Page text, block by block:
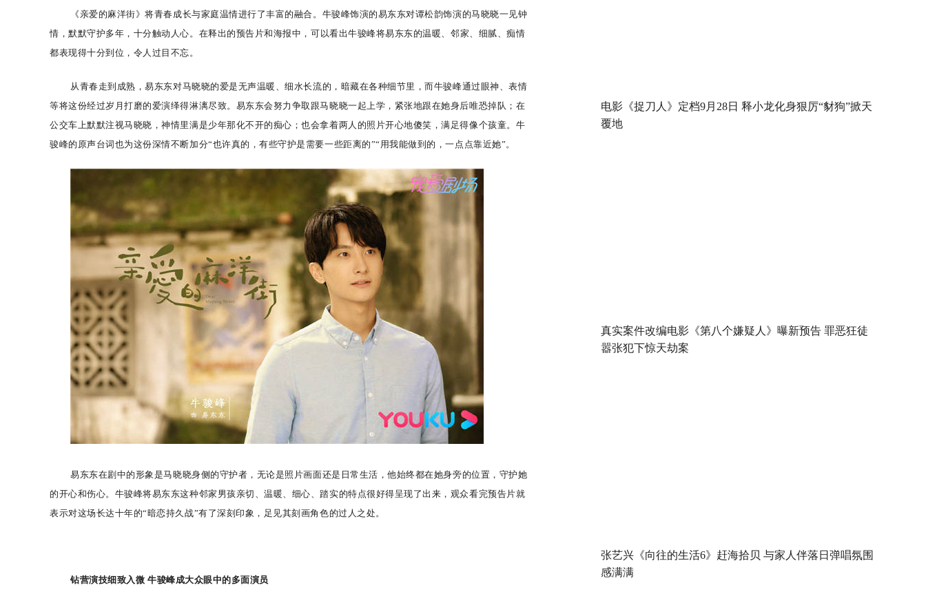
《亲爱的麻洋街》将青春成长与家庭温情进行了丰富的融合。牛骏峰饰演的易东东对谭松韵饰演的马晓晓一见钟
情 ，默默守护多年 ，十分触动人心。在释出的预告片和海报中，可以看出牛骏峰将易东东的温暖、邻家、细腻、痴情
都表现得十分到位，令人过目不忘。
从青春走到成熟，易东东对马晓晓的爱是无声温暖、细水长流的，暗藏在各种细节里 ，而牛骏峰通过眼神、表情
等将这份经过岁月打磨的爱演绎得淋漓尽致。 易东东会努力争取跟马晓晓一起上学，紧张地跟在她身后唯恐掉队；在
公交车上默默注视马晓晓，神情里满是少年那化不开的痴心；也会拿着两人的照片开心地傻笑，满足得像个孩童。牛
骏峰的原声台词也为这份深情不断加分“也许真的，有些守护是需要一些距离的”“用我能做到的，一点点靠近她”。
易东东在剧中的形象是马晓晓身侧的守护者，无论是照片画面还是日常生活，他始终都在她身旁的位置，守护她
的开心和伤心。牛骏峰将易东东这种邻家男孩亲切、温暖、细心、踏实的特点很好得呈现了出来，观众看完预告片就
表示对这场长达十年的“暗恋持久战”有了深刻印象，足见其刻画角色的过人之处。
钻营演技细致入微 牛骏峰成大众眼中的多面演员
电影《捉刀人》定档9月28日 释小龙化身狠厉“豺狗”掀天
覆地
真实案件改编电影《第八个嫌疑人》曝新预告 罪恶狂徒
嚣张犯下惊天劫案
张艺兴《向往的生活6》赶海拾贝 与家人伴落日弹唱氛围
感满满